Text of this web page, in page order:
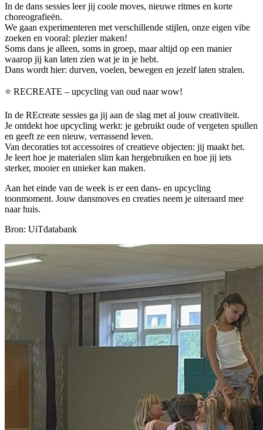
In de dans sessies leer jij coole moves, nieuwe ritmes en korte
choreografieën.
We gaan experimenteren met verschillende stijlen, onze eigen vibe
zoeken en vooral: plezier maken!
Soms dans je alleen, soms in groep, maar altijd op een manier
waarop jij kan laten zien wat je in je hebt.
Dans wordt hier: durven, voelen, bewegen en jezelf laten stralen.
⭐ RECREATE – upcycling van oud naar wow!
In de REcreate sessies ga jij aan de slag met al jouw creativiteit.
Je ontdekt hoe upcycling werkt: je gebruikt oude of vergeten spullen
en geeft ze een nieuw, verrassend leven.
Van decoraties tot accessoires of creatieve objecten: jij maakt het.
Je leert hoe je materialen slim kan hergebruiken en hoe jij iets
sterker, mooier en unieker kan maken.
Aan het einde van de week is er een dans- en upcycling
toonmoment. Jouw dansmoves en creaties neem je uiteraard mee
naar huis.
Bron: UiTdatabank